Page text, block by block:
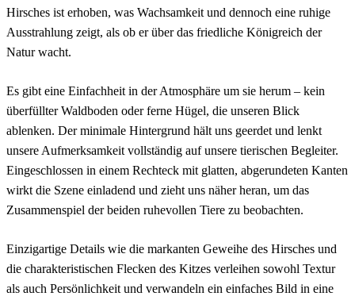
Hirsches ist erhoben, was Wachsamkeit und dennoch eine ruhige
Ausstrahlung zeigt, als ob er über das friedliche Königreich der
Natur wacht.
Es gibt eine Einfachheit in der Atmosphäre um sie herum – kein
überfüllter Waldboden oder ferne Hügel, die unseren Blick
ablenken. Der minimale Hintergrund hält uns geerdet und lenkt
unsere Aufmerksamkeit vollständig auf unsere tierischen Begleiter.
Eingeschlossen in einem Rechteck mit glatten, abgerundeten Kanten
wirkt die Szene einladend und zieht uns näher heran, um das
Zusammenspiel der beiden ruhevollen Tiere zu beobachten.
Einzigartige Details wie die markanten Geweihe des Hirsches und
die charakteristischen Flecken des Kitzes verleihen sowohl Textur
als auch Persönlichkeit und verwandeln ein einfaches Bild in eine